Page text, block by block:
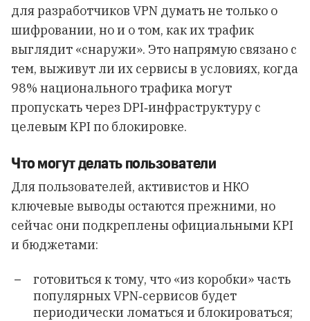
для разработчиков VPN думать не только о
шифровании, но и о том, как их трафик
выглядит «снаружи». Это напрямую связано с
тем, выживут ли их сервисы в условиях, когда
98% национального трафика могут
пропускать через DPI‑инфраструктуру с
целевым KPI по блокировке.
Что могут делать пользователи
Для пользователей, активистов и НКО
ключевые выводы остаются прежними, но
сейчас они подкреплены официальными KPI
и бюджетами:
готовиться к тому, что «из коробки» часть
популярных VPN‑сервисов будет
периодически ломаться и блокироваться;